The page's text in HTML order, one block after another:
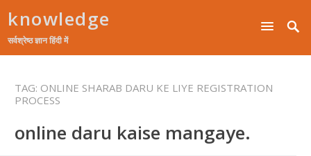
knowledge
सर्वश्रेष्ठ ज्ञान हिंदी में
TAG: ONLINE SHARAB DARU KE LIYE REGISTRATION
PROCESS
online daru kaise mangaye.